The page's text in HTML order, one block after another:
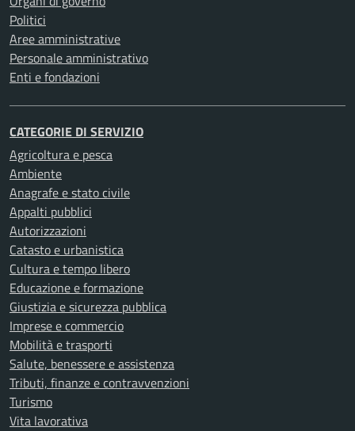
Politici
Aree amministrative
Personale amministrativo
Enti e fondazioni
CATEGORIE DI SERVIZIO
Agricoltura e pesca
Ambiente
Anagrafe e stato civile
Appalti pubblici
Autorizzazioni
Catasto e urbanistica
Cultura e tempo libero
Educazione e formazione
Giustizia e sicurezza pubblica
Imprese e commercio
Mobilità e trasporti
Salute, benessere e assistenza
Tributi, finanze e contravvenzioni
Turismo
Vita lavorativa